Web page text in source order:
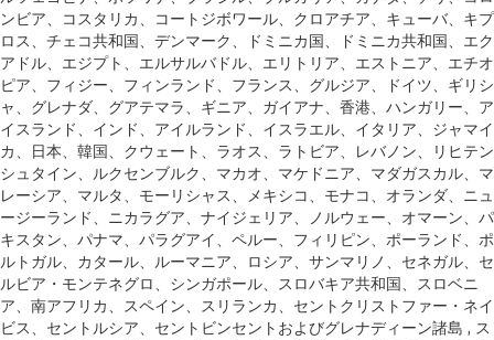
ンビア、コスタリカ、コートジボワール、クロアチア、キューバ、キプ
ロス、チェコ共和国、デンマーク、ドミニカ国、ドミニカ共和国、エク
アドル、エジプト、エルサルバドル、エリトリア、エストニア、エチオ
ピア、フィジー、フィンランド、フランス、グルジア、ドイツ、ギリシ
ャ、グレナダ、グアテマラ、ギニア、ガイアナ、香港、ハンガリー、ア
イスランド、インド、アイルランド、イスラエル、イタリア、ジャマイ
カ、日本、韓国、クウェート、ラオス、ラトビア、レバノン、リヒテン
シュタイン、ルクセンブルク、マカオ、マケドニア、マダガスカル、マ
レーシア、マルタ、モーリシャス、メキシコ、モナコ、オランダ、ニュ
ージーランド、ニカラグア、ナイジェリア、ノルウェー、オマーン、パ
キスタン、パナマ、パラグアイ、ペルー、フィリピン、ポーランド、ポ
ルトガル、カタール、ルーマニア、ロシア、サンマリノ、セネガル、セ
ルビア・モンテネグロ、シンガポール、スロバキア共和国、スロベニ
ア、南アフリカ、スペイン、スリランカ、セントクリストファー・ネイ
ビス、セントルシア、セントビンセントおよびグレナディーン諸島 , ス